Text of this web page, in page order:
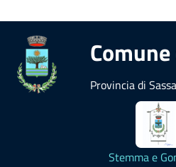
Provincia di
Stemma e